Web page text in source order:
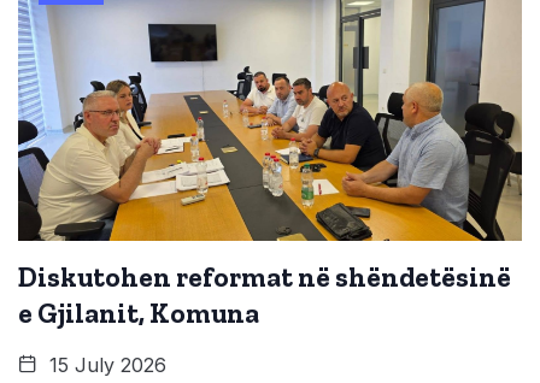
Diskutohen reformat në shëndetësinë
e Gjilanit, Komuna
15 July 2026